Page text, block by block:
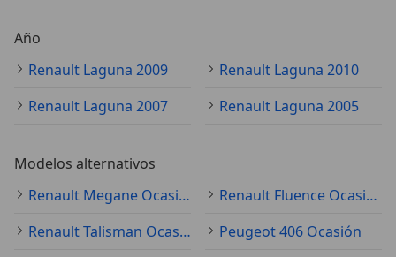
Año
Renault Laguna 2009
Renault Laguna 2010
Renault Laguna 2007
Renault Laguna 2005
Modelos alternativos
Renault Megane Ocasión
Renault Fluence Ocasión
Renault Talisman Ocasión
Peugeot 406 Ocasión